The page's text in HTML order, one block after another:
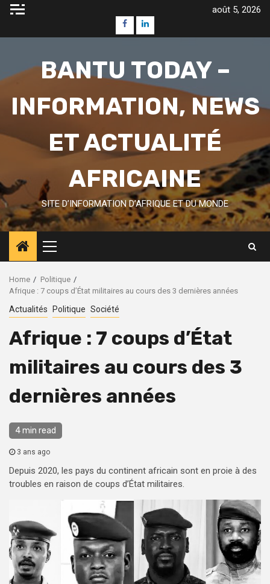
Skip
août 5, 2026
FacebookLinkedin
BANTU TODAY –
INFORMATION, NEWS
ET ACTUALITÉ
AFRICAINE
SITE D’INFORMATION D’AFRIQUE ET DU MONDE
Primary
Menu
Home
Politique
Afrique : 7 coups d’État militaires au cours des 3 dernières années
Actualités Politique Société
Afrique : 7 coups d’État
militaires au cours des 3
dernières années
4 min read
3 ans ago
Depuis 2020, les pays du continent africain sont en proie à des
troubles en raison de coups d’État militaires.